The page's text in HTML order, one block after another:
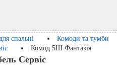
спальні
Комоди та тумби
Комод 5Ш Фантазія
Сервіс